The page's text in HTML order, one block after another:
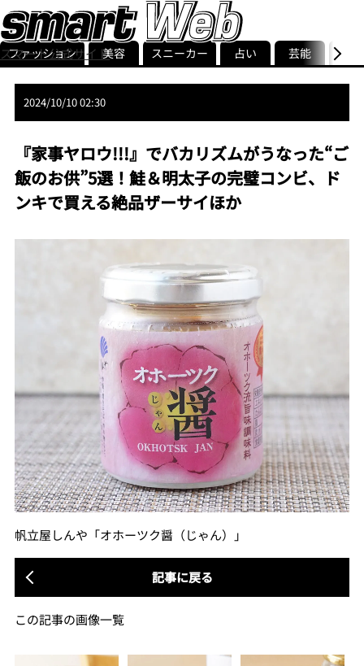
スマート公式サイト
smart最新号
記事一覧ランキング
ストリ
ファッション 美容 スニーカー 占い 芸能 グル
2024/10/10 02:30
『家事ヤロウ!!!』でバカリズムがうなった“ご
飯のお供”5選！鮭＆明太子の完璧コンビ、ド
ンキで買える絶品ザーサイほか
帆立屋しんや「オホーツク醤（じゃん）」
記事に戻る
この記事の画像一覧